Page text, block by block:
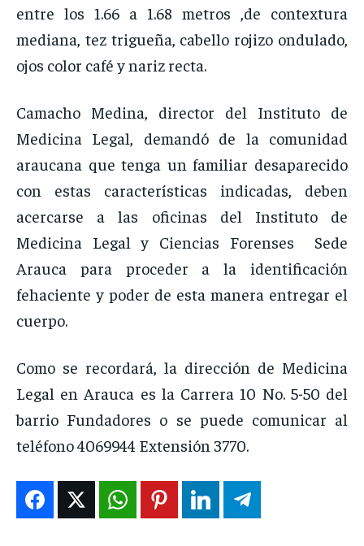
entre los 1.66 a 1.68 metros ,de contextura
mediana, tez trigueña, cabello rojizo ondulado,
ojos color café y nariz recta.
Camacho Medina, director del Instituto de
Medicina Legal, demandó de la comunidad
araucana que tenga un familiar desaparecido
con estas características indicadas, deben
acercarse a las oficinas del Instituto de
Medicina Legal y Ciencias Forenses Sede
Arauca para proceder a la identificación
fehaciente y poder de esta manera entregar el
cuerpo.
Como se recordará, la dirección de Medicina
Legal en Arauca es la Carrera 10 No. 5-50 del
barrio Fundadores o se puede comunicar al
teléfono 4069944 Extensión 3770.